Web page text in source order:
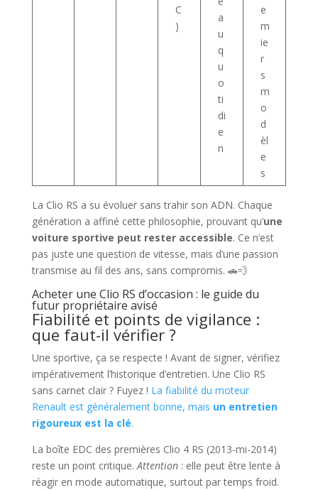
C
)
a
u
q
u
o
ti
di
e
n
e
m
ie
r
s
m
o
d
èl
e
s
La Clio RS a su évoluer sans trahir son ADN. Chaque
génération a affiné cette philosophie, prouvant qu’une
voiture sportive peut rester accessible. Ce n’est
pas juste une question de vitesse, mais d’une passion
transmise au fil des ans, sans compromis. 🚗💨
Acheter une Clio RS d’occasion : le guide du
futur propriétaire avisé
Fiabilité et points de vigilance :
que faut-il vérifier ?
Une sportive, ça se respecte ! Avant de signer, vérifiez
impérativement l’historique d’entretien. Une Clio RS
sans carnet clair ? Fuyez ! La fiabilité du moteur
Renault est généralement bonne, mais un entretien
rigoureux est la clé.
La boîte EDC des premières Clio 4 RS (2013-mi-2014)
reste un point critique. Attention: elle peut être lente à
réagir en mode automatique, surtout par temps froid.